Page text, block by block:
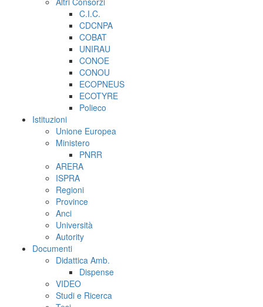
C.I.C.
CDCNPA
COBAT
UNIRAU
CONOE
CONOU
ECOPNEUS
ECOTYRE
Polieco
Istituzioni
Unione Europea
Ministero
PNRR
ARERA
ISPRA
Regioni
Province
Anci
Università
Autority
Documenti
Didattica Amb.
Dispense
VIDEO
Studi e Ricerca